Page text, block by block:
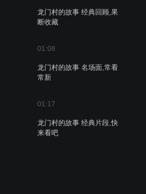
龙门村的故事 经典回顾,果
断收藏
01:08
龙门村的故事 名场面,常看
常新
01:17
龙门村的故事 经典片段,快
来看吧